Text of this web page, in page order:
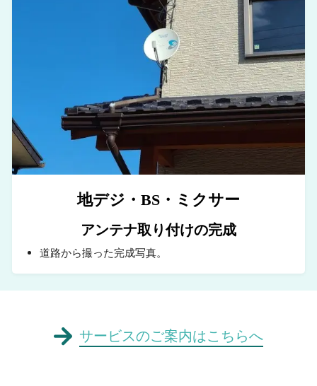
地デジ・BS・ミクサー
アンテナ取り付けの完成
道路から撮った完成写真。
サービスのご案内はこちらへ